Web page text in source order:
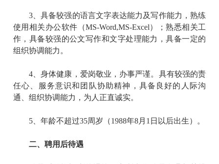
3 、具备较强的语言文字表达能力及写作能力，熟练
使用相关办公软件（MS-Word,MS-Excel）；熟悉相关工
作，具备较强的公文写作和文字处理能力，具备一定的
组织协调能力。
4 、身体健康，爱岗敬业，办事严谨。具有较强的责
任心、服务意识和团队协助精神，具备良好的人际沟
通、组织协调能力，为人正直诚实。
5 年龄不超过35周岁 （1988年8月 1 日以后出生） 。
二、聘用后待遇